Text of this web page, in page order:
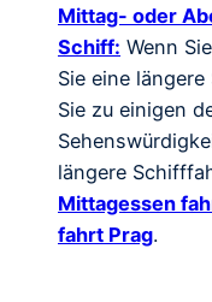
Mittag- oder
Schiff: Wenn
Sie eine
Sie zu einigen
längere
Mittagessen
fahrt Prag.